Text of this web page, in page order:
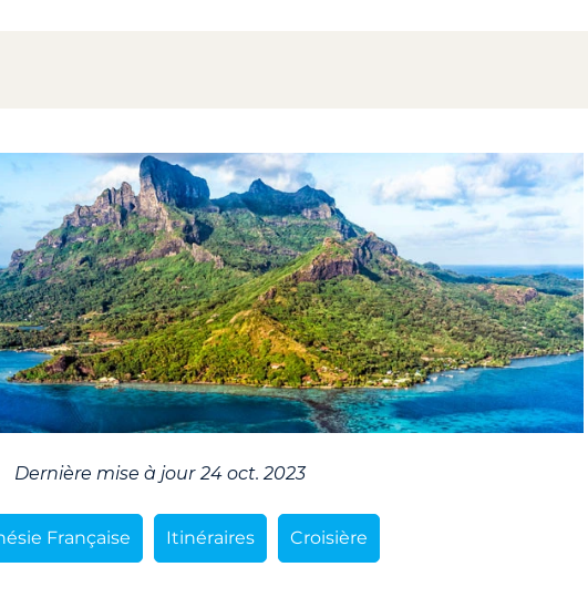
Dernière mise à jour 24 oct. 2023
Française Itinéraires Croisière